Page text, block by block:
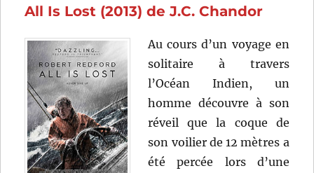
Soldat
l’hiver
(2014)
de
Anthony
Russo
et
Joe
Russo
All Is Lost (2013) de J.C. Chandor
Au cours d’un voyage en
solitaire à travers
l’Océan Indien, un
homme découvre à son
réveil que la coque de
son voilier de 12 mètres a
été percée lors d’une